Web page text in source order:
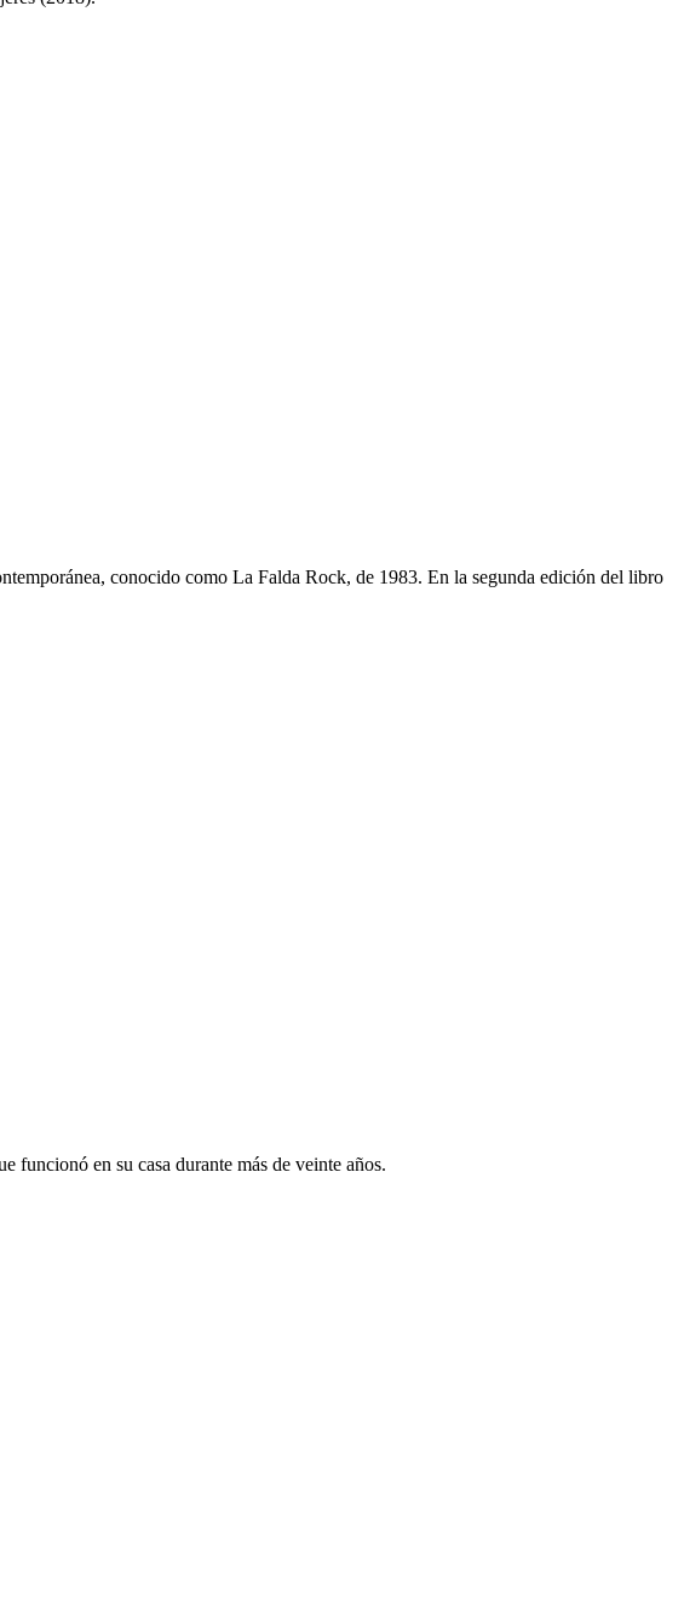
conocido como La Falda Rock, de 1983. En la segunda edición del libro
funcionó en su casa durante más de veinte años.